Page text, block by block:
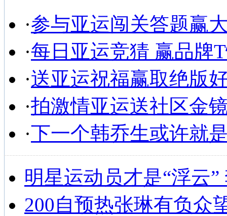
·参与亚运闯关答题赢
·每日亚运竞猜 赢品牌
·送亚运祝福赢取绝版
·拍激情亚运送社区金
·下一个韩乔生或许就
明星运动员才是“浮云
200自预热张琳有负众